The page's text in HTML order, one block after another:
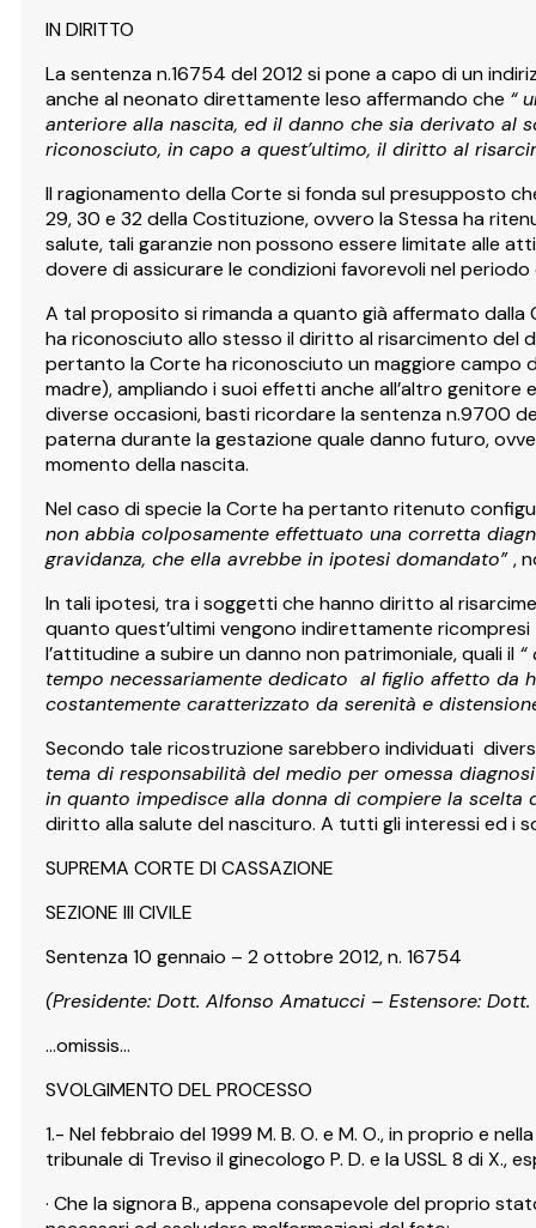
IN DIRITTO
La sentenza n.16754 del 2012 si pone a capo di un
anche al neonato direttamente leso affermando che “
anteriore alla nascita, ed il danno che sia derivato al
riconosciuto, in capo a quest’ultimo, il diritto al
Il ragionamento della Corte si fonda sul presupposto
29, 30 e 32 della Costituzione, ovvero la Stessa ha
salute, tali garanzie non possono essere limitate alle
dovere di assicurare le condizioni favorevoli nel
A tal proposito si rimanda a quanto già affermato
ha riconosciuto allo stesso il diritto al risarcimento del
pertanto la Corte ha riconosciuto un maggiore campo
madre), ampliando i suoi effetti anche all’altro
diverse occasioni, basti ricordare la sentenza n.9700
paterna durante la gestazione quale danno futuro,
momento della nascita.
Nel caso di specie la Corte ha pertanto ritenuto
non abbia colposamente effettuato una corretta
gravidanza, che ella avrebbe in ipotesi domandato”,
In tali ipotesi, tra i soggetti che hanno diritto al
quanto quest’ultimi vengono indirettamente
l’attitudine a subire un danno non patrimoniale, quali il “
tempo necessariamente dedicato al figlio affetto da
costantemente caratterizzato da serenità e
Secondo tale ricostruzione sarebbero individuati
tema di responsabilità del medio per omessa
in quanto impedisce alla donna di compiere la scelta
diritto alla salute del nascituro. A tutti gli interessi ed i
SUPREMA CORTE DI CASSAZIONE
SEZIONE III CIVILE
Sentenza 10 gennaio – 2 ottobre 2012, n. 16754
(Presidente: Dott. Alfonso Amatucci – Estensore:
…omissis…
SVOLGIMENTO DEL PROCESSO
1.- Nel febbraio del 1999 M. B. O. e M. O., in proprio e
tribunale di Treviso il ginecologo P. D. e la USSL 8 di X.,
· Che la signora B., appena consapevole del proprio